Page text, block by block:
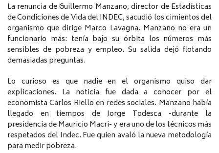
La renuncia de Guillermo Manzano, director de Estadísticas
de Condiciones de Vida del INDEC, sacudió los cimientos del
organismo que dirige Marco Lavagna. Manzano no era un
funcionario más: tenía bajo su órbita los números más
sensibles de pobreza y empleo. Su salida dejó flotando
demasiadas preguntas.
Lo curioso es que nadie en el organismo quiso dar
explicaciones. La noticia fue dada a conocer por el
economista Carlos Riello en redes sociales. Manzano había
llegado en tiempos de Jorge Todesca -durante la
presidencia de Mauricio Macri- y era uno de los técnicos más
respetados del Indec. Fue quien avaló la nueva metodología
para medir pobreza.